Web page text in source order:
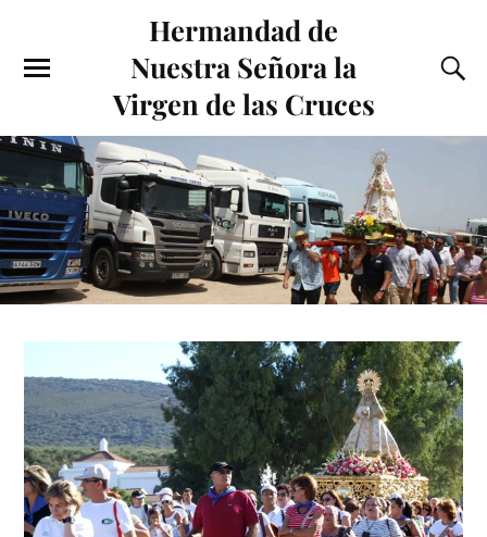
Hermandad de
Nuestra Señora la
Virgen de las Cruces